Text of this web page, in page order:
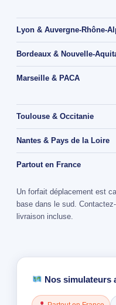
Lyon & Auvergne-Rhône-
Bordeaux & Nouvelle-
Marseille & PACA
Toulouse & Occitanie
Nantes & Pays de la Loire
Partout en France
Un forfait déplacement est
base dans le sud.
livraison incluse.
Nos simulateurs